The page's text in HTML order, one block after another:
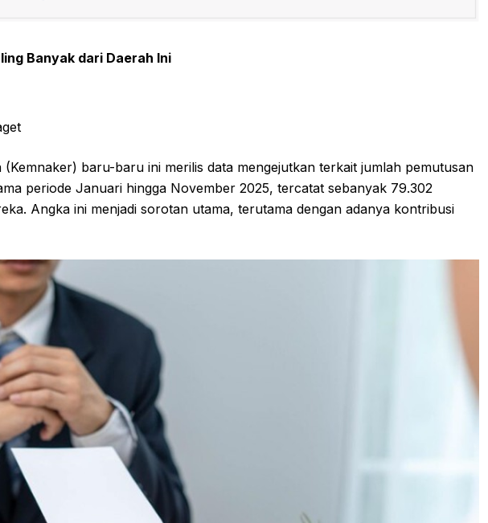
Banyak dari Daerah Ini
(Kemnaker) baru-baru ini merilis data mengejutkan terkait jumlah pemutusan
periode Januari hingga November 2025, tercatat sebanyak 79.302
Angka ini menjadi sorotan utama, terutama dengan adanya kontribusi